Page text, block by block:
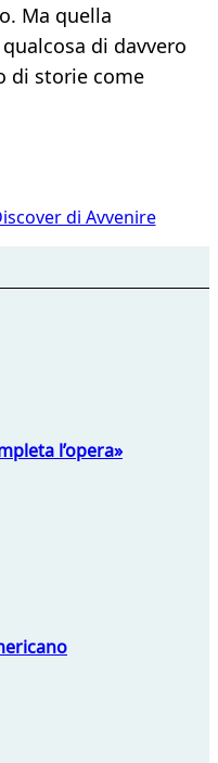
Ma quella
di davvero
di storie come
di Avvenire
l’opera»